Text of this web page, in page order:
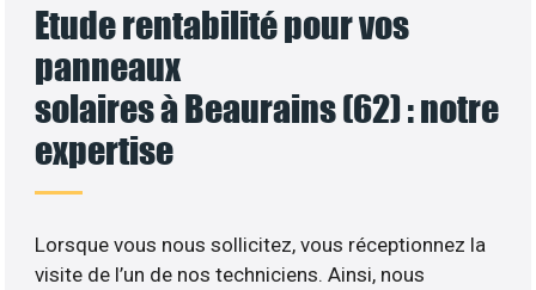
Etude rentabilité pour vos
panneaux
solaires à Beaurains (62) : notre
expertise
Lorsque vous nous sollicitez, vous réceptionnez la
visite de l’un de nos techniciens. Ainsi, nous